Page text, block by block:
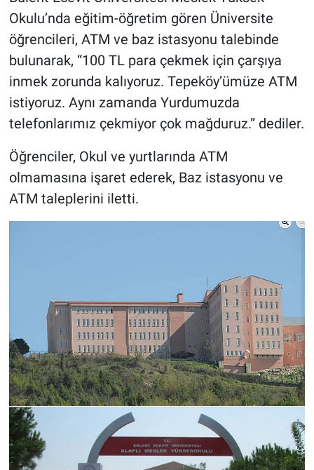
Okulu’nda eğitim-öğretim gören Üniversite
öğrencileri, ATM ve baz istasyonu talebinde
bulunarak, “100 TL para çekmek için çarşıya
inmek zorunda kalıyoruz. Tepeköy’ümüze ATM
istiyoruz. Aynı zamanda Yurdumuzda
telefonlarımız çekmiyor çok mağduruz.” dediler.
Öğrenciler, Okul ve yurtlarında ATM
olmamasına işaret ederek, Baz istasyonu ve
ATM taleplerini iletti.